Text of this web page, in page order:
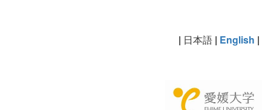
| 日本語 | English |